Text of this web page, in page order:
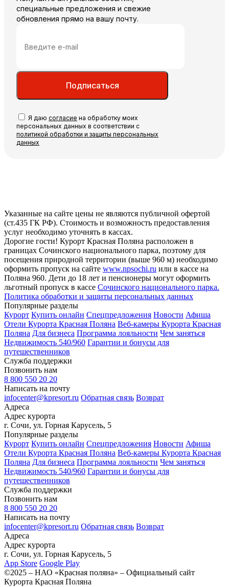
специальные предложения и свежие
обновления прямо на вашу почту.
Подписаться
Я даю согласие на обработку моих
персональных данных в соответствии с
политикой обработки и защиты персональных
данных
Указанные на сайте цены не являются публичной офертой
(ст.435 ГК РФ). Стоимость и возможность предоставления
услуг необходимо уточнять в кассах.
Дорогие гости! Курорт Красная Поляна расположен в
границах Сочинского национального парка, поэтому для
посещения природной территории (выше 960 м) необходимо
оформить пропуск на сайте www.npsochi.ru или в кассе на
Поляна 960. Дети до 18 лет и пенсионеры могут оформить
льготный пропуск в кассе Сочинского национального парка.
Политика обработки и защиты персональных данных
Популярные разделы
Курорт Купить онлайн Спецпредложения Новости Афиша
Отели Курорта Красная Поляна Веб-камеры Курорта Красная
Поляна Для бизнеса Программа лояльности Чем заняться
Недвижимость 540/960 Гарантии и бонусы для
путешественников
Служба поддержки
Позвонить нам
8 800 550 20 20
Написать на почту
infocenter@kpresort.ru Обратная связь Возврат
Адреса
Адрес курорта
г. Сочи, ул. Горная Карусель, 5
Популярные разделы
Курорт Купить онлайн Спецпредложения Новости Афиша
Отели Курорта Красная Поляна Веб-камеры Курорта Красная
Поляна Для бизнеса Программа лояльности Чем заняться
Недвижимость 540/960 Гарантии и бонусы для
путешественников
Служба поддержки
Позвонить нам
8 800 550 20 20
Написать на почту
infocenter@kpresort.ru Обратная связь Возврат
Адреса
Адрес курорта
г. Сочи, ул. Горная Карусель, 5
App Store Google Play
©2025 – НАО «Красная поляна» – Официальный сайт
Курорта Красная Поляна